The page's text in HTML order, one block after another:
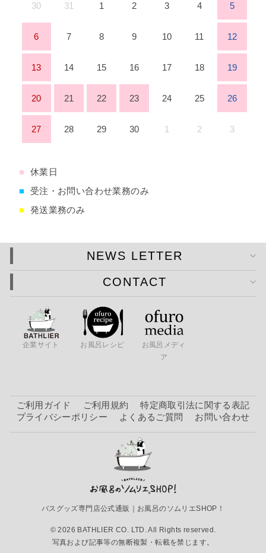
30 31 1 2 3 4 5
6 7 8 9 10 11 12
13 14 15 16 17 18 19
20 21 22 23 24 25 26
27 28 29 30 1 2 3
■
休業日
■
受注・お問い合わせ業務のみ
■ 発送業務のみ
NEWS LETTER
CONTACT
企業サイト お風呂レシピ
お風呂メディ
ア
ご利用ガイド ご利用規約
特定商取引法に関する表記
プライバシーポリシー
よくあるご質問 お問い合わせ
バスグッズ専門店公式通販｜お風呂のソムリエSHOP！
© 2026 BATHLIER CO. LTD. All Rights reserved.
写真および記事等の無断複製・転載を禁じます。